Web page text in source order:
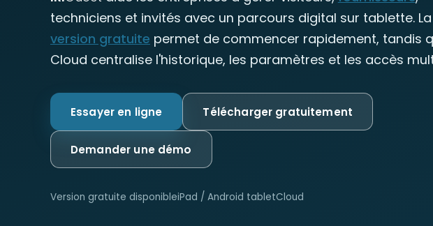
techniciens et invités avec un parcours digital sur tablette. La
version gratuite permet de commencer rapidement, tandis
Cloud centralise l'historique, les paramètres et les accès
Essayer en ligne Télécharger gratuitement
Demander une démo
Version gratuite disponibleiPad / Android tabletCloud